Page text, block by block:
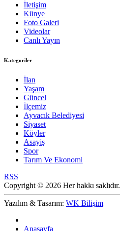
İletişim
Künye
Foto Galeri
Videolar
Canlı Yayın
Kategoriler
İlan
Yaşam
Güncel
İlçemiz
Ayvacık Belediyesi
Siyaset
Köyler
Asayiş
Spor
Tarım Ve Ekonomi
RSS
Copyright © 2026 Her hakkı saklıdır.
Yazılım & Tasarım: WK Bilişim
Anasayfa